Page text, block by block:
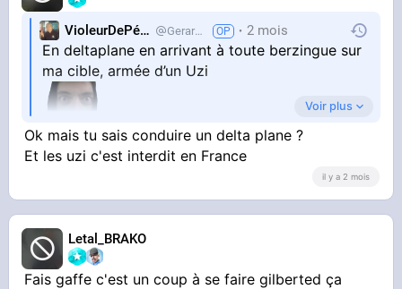
VioleurDePédo Gerardlevain 2 mois
En deltaplane en arrivant à toute berzingue sur
ma cible, armée d’un Uzi
Voir plus
Ok mais tu sais conduire un delta plane ?
Et les uzi c'est interdit en France
il y a 2 mois
Letal_BRAKO
Fais gaffe c'est un coup à se faire gilberted ça